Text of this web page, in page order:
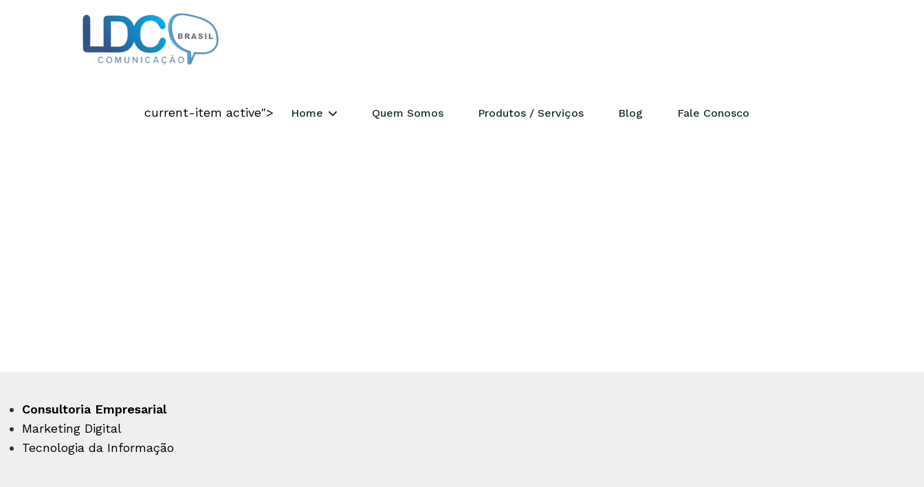
current-item active"> Home Quem Somos Produtos / Serviços Blog Fale Conosco
CRIAMOS DIFERENCIAL
Consultoria Empresarial
Marketing Digital
Tecnologia da Informação